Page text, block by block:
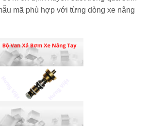
mã phù hợp với từng dòng xe nâng